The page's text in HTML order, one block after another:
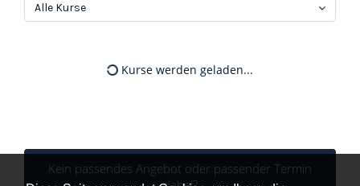
Alle Kurse
Kurse werden geladen...
Kein passendes Angebot oder passender Termin